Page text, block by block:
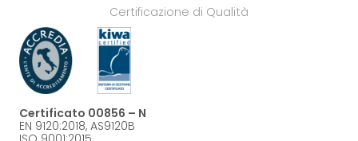
Certificazione di Qualità
Certificato 00856 – N
EN 9120:2018, AS9120B